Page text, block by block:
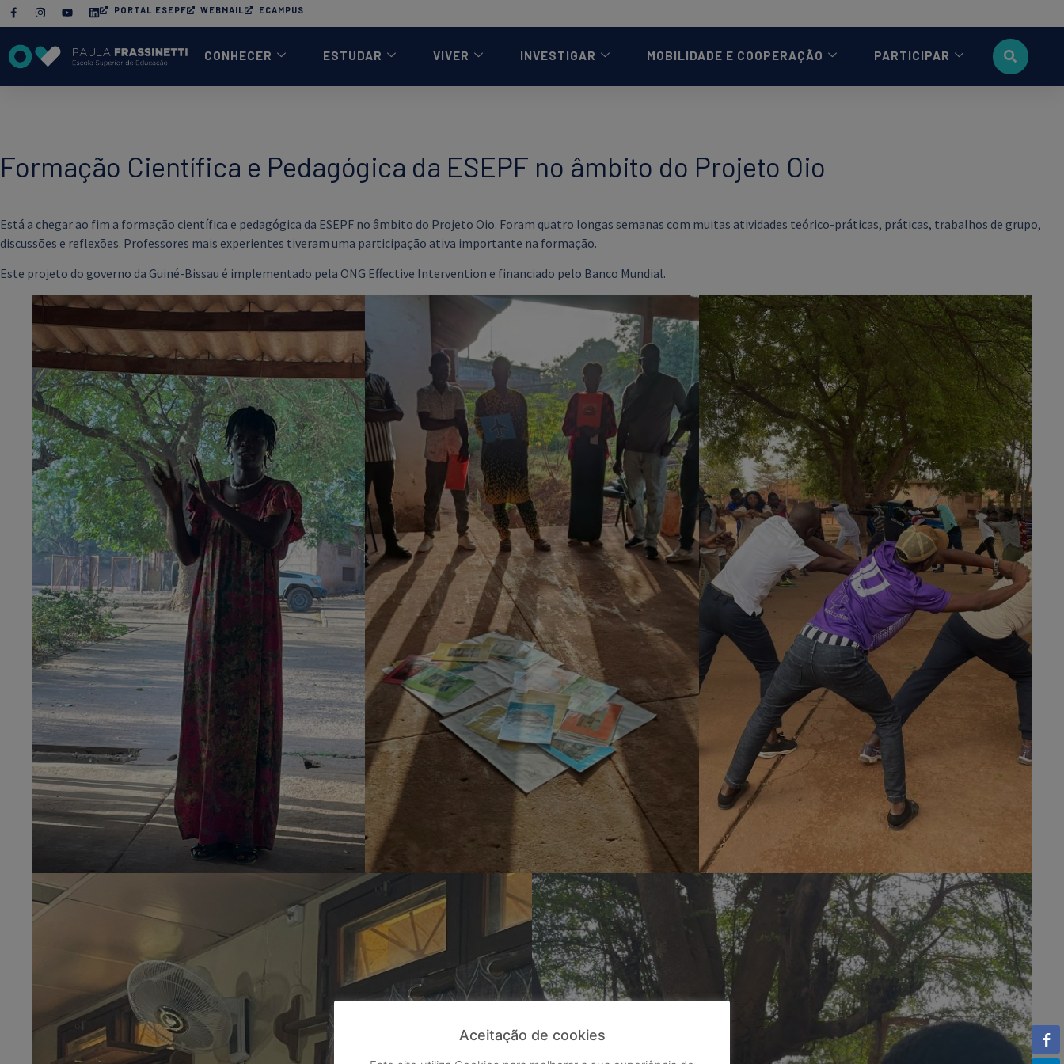
PORTAL ESEPF WEBMAIL ECAMPUS
CONHECER ESTUDAR VIVER INVESTIGAR MOBILIDADE E COOPERAÇÃO PARTICIPAR
Formação Científica e Pedagógica da ESEPF no âmbito do Projeto Oio
Está a chegar ao fim a formação científica e pedagógica da ESEPF no âmbito do Projeto Oio. Foram quatro longas semanas com muitas atividades teórico-práticas, práticas, trabalhos de grupo,
discussões e reflexões. Professores mais experientes tiveram uma participação ativa importante na formação.
Este projeto do governo da Guiné-Bissau é implementado pela ONG Effective Intervention e financiado pelo Banco Mundial.
Aceitação de cookies